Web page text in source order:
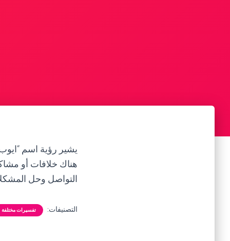
يشير رؤية اسم
هناك خلافات أو
التواصل وحل
التصنيفات: تفسيرات مختلفة